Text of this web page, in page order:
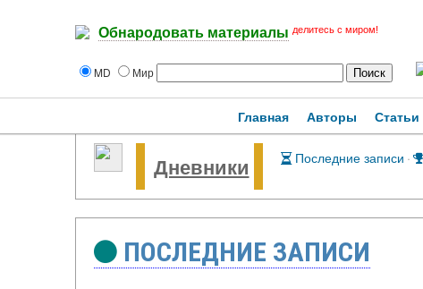
Обнародовать материалы делитесь с миром!
MD Мир
Главная Авторы Статьи
Дневники Последние записи ·
ПОСЛЕДНИЕ ЗАПИСИ